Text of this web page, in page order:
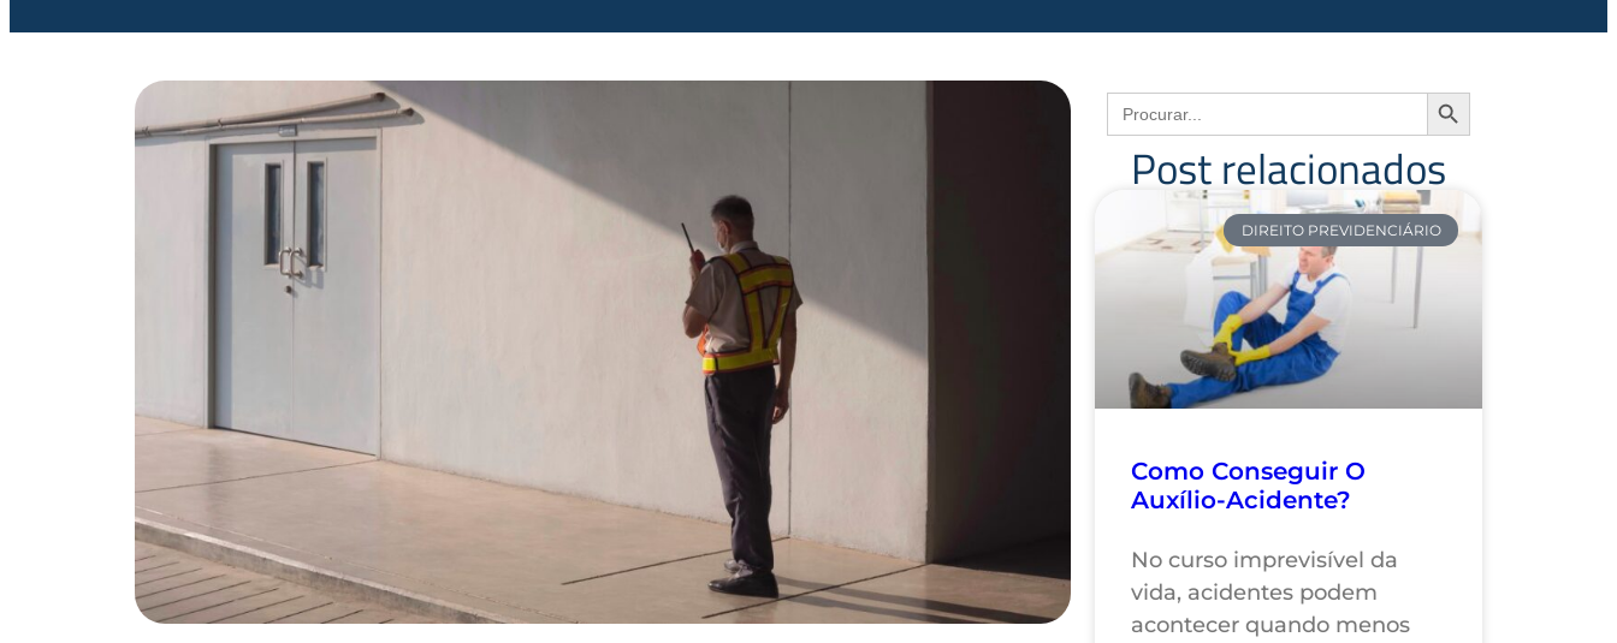
Search
for:
Search Button
Post relacionados
DIREITO PREVIDENCIÁRIO
Como Conseguir O
Auxílio-Acidente?
No curso imprevisível da
vida, acidentes podem
acontecer quando menos